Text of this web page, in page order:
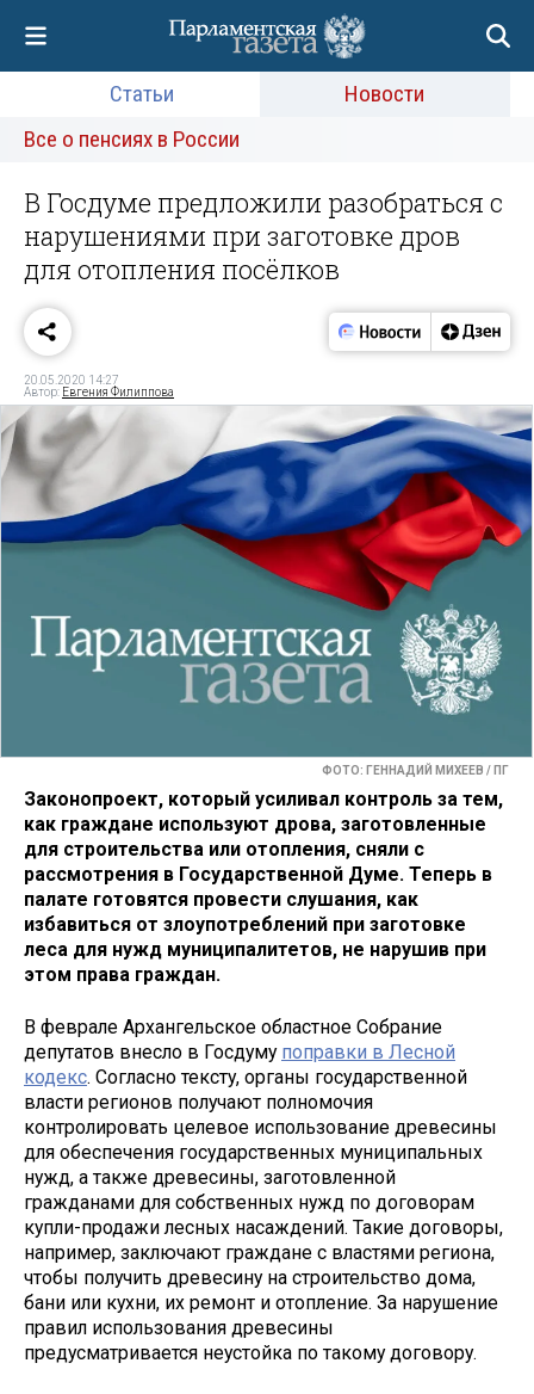
Статьи
Новости
Все о пенсиях в России
В Госдуме предложили разобраться с
нарушениями при заготовке дров
для отопления посёлков
20.05.2020 14:27
Автор: Евгения Филиппова
ФОТО: ГЕННАДИЙ МИХЕЕВ / ПГ
Законопроект, который усиливал контроль за тем,
как граждане используют дрова, заготовленные
для строительства или отопления, сняли с
рассмотрения в Государственной Думе. Теперь в
палате готовятся провести слушания, как
избавиться от злоупотреблений при заготовке
леса для нужд муниципалитетов, не нарушив при
этом права граждан.
В феврале Архангельское областное Собрание
депутатов внесло в Госдуму поправки в Лесной
кодекс. Согласно тексту, органы государственной
власти регионов получают полномочия
контролировать целевое использование древесины
для обеспечения государственных муниципальных
нужд, а также древесины, заготовленной
гражданами для собственных нужд по договорам
купли-продажи лесных насаждений. Такие договоры,
например, заключают граждане с властями региона,
чтобы получить древесину на строительство дома,
бани или кухни, их ремонт и отопление. За нарушение
правил использования древесины
предусматривается неустойка по такому договору.